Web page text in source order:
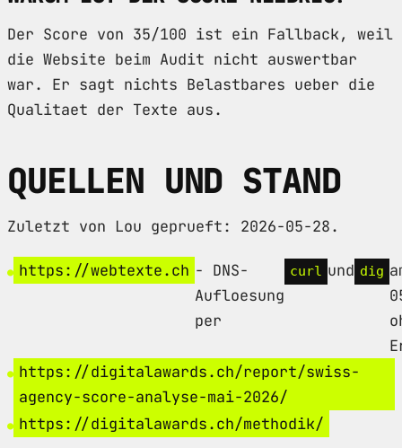
Der Score von 35/100 ist ein Fallback, weil
die Website beim Audit nicht auswertbar
war. Er sagt nichts Belastbares ueber die
Qualitaet der Texte aus.
QUELLEN UND STAND
Zuletzt von Lou geprueft: 2026-05-28.
https://webtexte.ch - DNS-
Aufloesung
per
curl und dig
https://digitalawards.ch/report/swiss-
agency-score-analyse-mai-2026/
https://digitalawards.ch/methodik/